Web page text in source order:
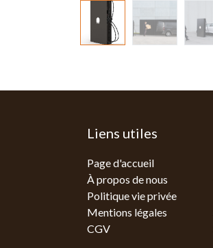
Liens utiles
Page d'accueil
À propos de nous
Politique vie privée
Mentions légales
CGV